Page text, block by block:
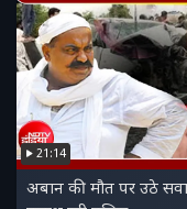
21:14
अबान की मौत पर उठे